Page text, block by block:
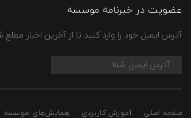
عضویت در خبرنامه موسسه
آدرس ایمیل خود را وارد کنید تا از آخرین اخبار
صفحه اصلی آموزش کاربردی همایش‌های موسسه